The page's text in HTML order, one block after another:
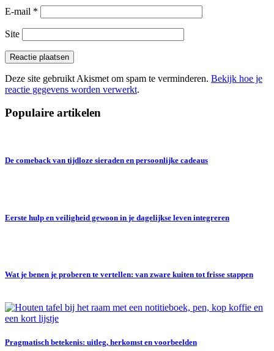
E-mail *
Site
Deze site gebruikt Akismet om spam te verminderen. Bekijk hoe je
reactie gegevens worden verwerkt.
Populaire artikelen
De comeback van tijdloze sieraden en persoonlijke cadeaus
Eerste hulp en veiligheid gewoon in je dagelijkse leven integreren
Wat je benen je proberen te vertellen: van zware kuiten tot frisse stappen
Pragmatisch betekenis: uitleg, herkomst en voorbeelden